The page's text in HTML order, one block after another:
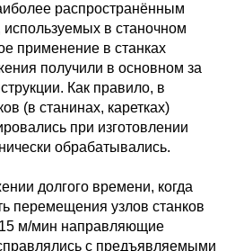
распространённым
в станочном
применение в станках
получили в основном за
Как правило, в
(в станинах, каретках)
при изготовлении
обрабатывались.
долгого времени, когда
перемещения узлов станков
м/мин направляющие
с предъявляемыми